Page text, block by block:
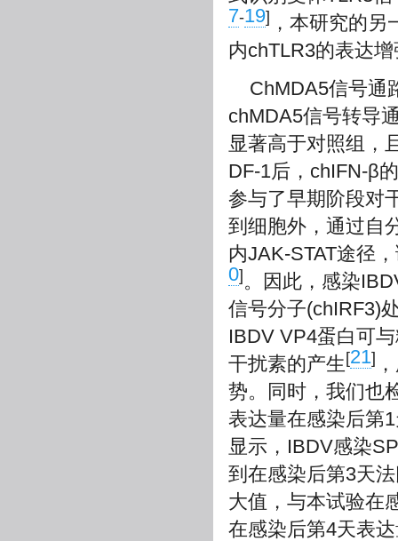
7-19] ，本研究的
内chTLR3的表达
ChMDA5信号通
chMDA5信号转导
显著高于对照组，
DF-1后，chIFN-β
参与了早期阶段对
到细胞外，通过自
内JAK-STAT途径
0]。因此，感染
信号分子(chIRF3)
IBDV VP4蛋白可
干扰素的产生[21]
势。同时，我们也
表达量在感染后第
显示，IBDV感染
到在感染后第3天
大值，与本试验在
在感染后第4天表